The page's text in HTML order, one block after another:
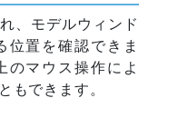
、モデルウィンド
位置を確認できま
のマウス操作によ
もできます。